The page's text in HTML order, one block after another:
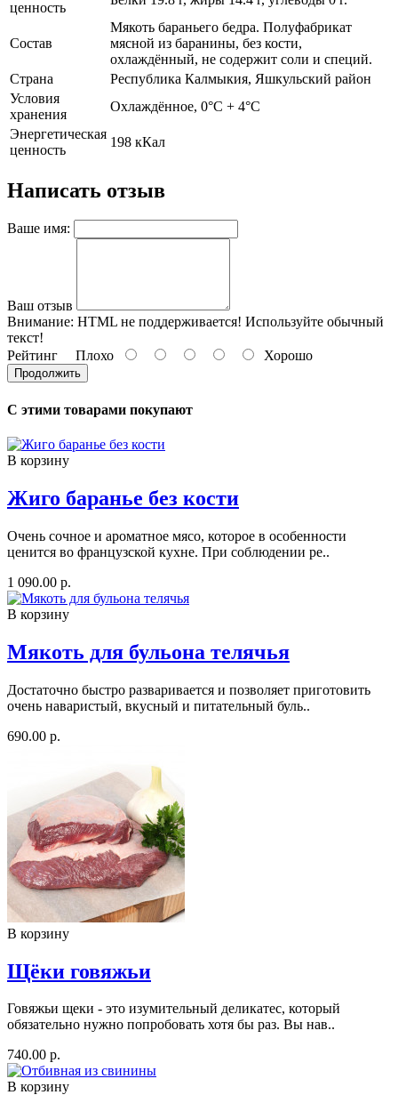
ценность
Состав
Мякоть бараньего бедра. Полуфабрикат
мясной из баранины, без кости,
охлаждённый, не содержит соли и специй.
Страна
Республика Калмыкия, Яшкульский район
Условия
хранения
Охлаждённое, 0°С + 4°С
Энергетическая
ценность
198 кКал
Написать отзыв
Ваше имя:
Ваш отзыв
Внимание: HTML не поддерживается! Используйте обычный
текст!
Рейтинг Плохо Хорошо
Продолжить
С этими товарами покупают
В корзину
Жиго баранье без кости
Очень сочное и ароматное мясо, которое в особенности
ценится во французской кухне. При соблюдении ре..
1 090.00 р.
В корзину
Мякоть для бульона телячья
Достаточно быстро разваривается и позволяет приготовить
очень наваристый, вкусный и питательный буль..
690.00 р.
В корзину
Щёки говяжьи
Говяжьи щеки - это изумительный деликатес, который
обязательно нужно попробовать хотя бы раз. Вы нав..
740.00 р.
В корзину